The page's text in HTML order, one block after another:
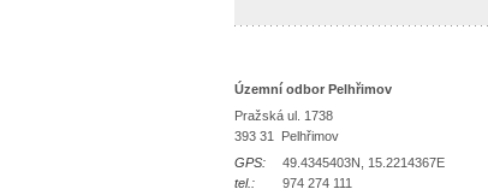
Územní odbor Pelhřimov
Pražská ul. 1738
393 31 Pelhřimov
GPS:
49.4345403N, 15.2214367E
tel.:
974 274 111